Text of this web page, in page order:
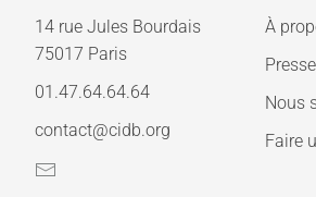
14 rue Jules Bourdais
75017 Paris
01.47.64.64.64
contact@cidb.org
À
Presse
Nous
Faire